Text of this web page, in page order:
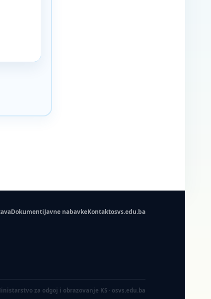
DokumentiJavne nabavkeKontaktosvs.edu.ba
za odgoj i obrazovanje KS · osvs.edu.ba